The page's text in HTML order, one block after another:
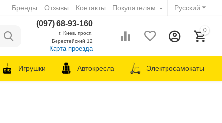
Русский
Бренды Отзывы Контакты Покупателям
(097) 68-93-160
г. Киев, просп.
Берестейский 12
Карта проезда
0
Игрушки Автокресла Электросамокаты